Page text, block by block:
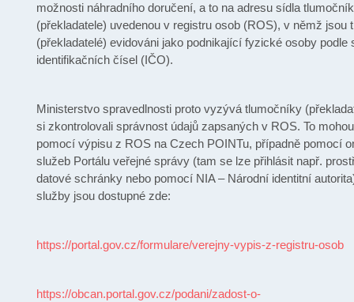
možnosti náhradního doručení, a to na adresu sídla
(překladatele) uvedenou v registru osob (ROS), v němž jsou
(překladatelé) evidováni jako podnikající fyzické osoby podle
identifikačních čísel (IČO).
Ministerstvo spravedlnosti proto vyzývá tlumočníky
si zkontrolovali správnost údajů zapsaných v ROS. To
pomocí výpisu z ROS na Czech POINTu, případně pomocí
služeb Portálu veřejné správy (tam se lze přihlásit např.
datové schránky nebo pomocí NIA – Národní identitní
služby jsou dostupné zde:
https://portal.gov.cz/formulare/verejny-vypis-z-registru-osob
https://obcan.portal.gov.cz/podani/zadost-o-